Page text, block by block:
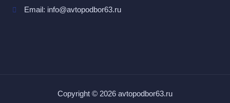
Email: info@avtopodbor63.ru
Copyright © 2026 avtopodbor63.ru